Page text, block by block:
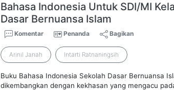
Bahasa Indonesia Untuk SDI/MI
Dasar Bernuansa Islam
Komentar Penanda Bagikan
Arinil Janah Intarti Ratnaningsih
Buku Bahasa Indonesia Sekolah Dasar Bernuansa
dikembangkan dengan kekhasan yang mengacu